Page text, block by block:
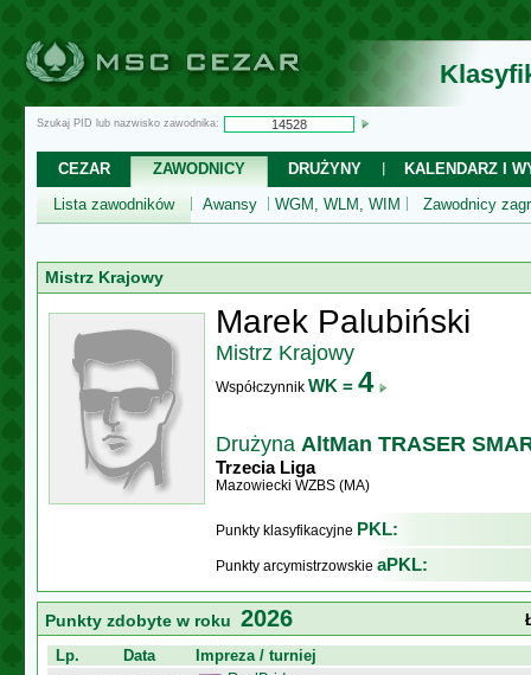
Szukaj PID lub nazwisko zawodnika:
CEZAR ZAWODNICY DRUŻYNY
KALENDARZ I
Lista zawodników
Awansy WGM, WLM, WIM Zawodnicy
Mistrz Krajowy
Marek Palubiński
Mistrz Krajowy
Współczynnik WK = 4
Drużyna AltMan TRASER
Trzecia Liga
Mazowiecki WZBS (MA)
Punkty klasyfikacyjne PKL:
Punkty arcymistrzowskie aPKL:
Punkty zdobyte w roku 2026
Lp.
Data
Impreza / turniej